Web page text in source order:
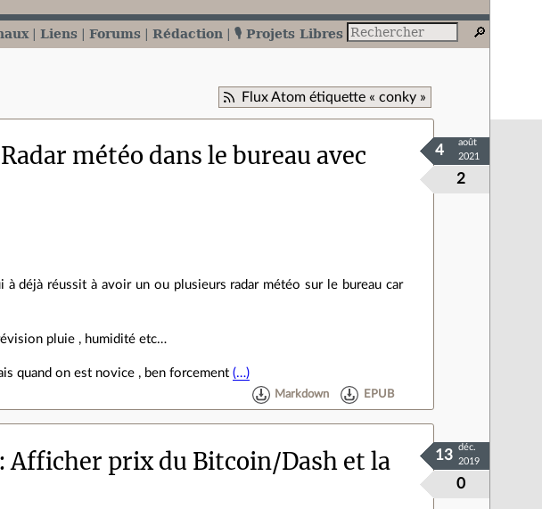
Liens Forums Rédaction 🎙️ Projets Libres
Flux Atom étiquette « conky »
météo dans le bureau avec
2
4
août
2021
déjà réussit à avoir un ou plusieurs radar météo sur le bureau car
pluie , humidité etc…
quand on est novice , ben forcement(…)
Markdown EPUB
Afficher prix du Bitcoin/Dash et la
0
13
déc.
2019